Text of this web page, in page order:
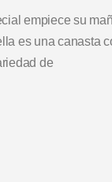
empiece su
es una canasta
de